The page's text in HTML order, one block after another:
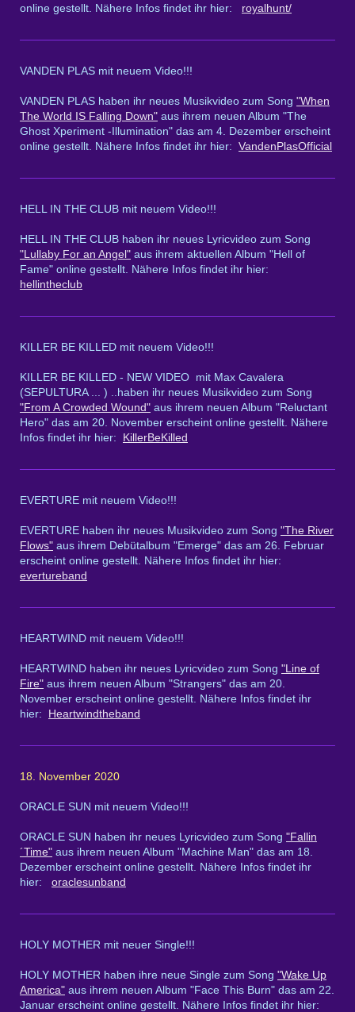
online gestellt. Nähere Infos findet ihr hier:
royalhunt/
VANDEN PLAS mit neuem Video!!!
VANDEN PLAS haben ihr neues Musikvideo zum Song "When
The World IS Falling Down" aus ihrem neuen Album "The
Ghost Xperiment -Illumination" das am 4. Dezember erscheint
online gestellt. Nähere Infos findet ihr hier: VandenPlasOfficial
HELL IN THE CLUB mit neuem Video!!!
HELL IN THE CLUB haben ihr neues Lyricvideo zum Song
"Lullaby For an Angel" aus ihrem aktuellen Album "Hell of
Fame" online gestellt. Nähere Infos findet ihr hier:
hellintheclub
KILLER BE KILLED mit neuem Video!!!
KILLER BE KILLED - NEW VIDEO mit Max Cavalera
(SEPULTURA ... ) ..haben ihr neues Musikvideo zum Song
"From A Crowded Wound" aus ihrem neuen Album "Reluctant
Hero" das am 20. November erscheint online gestellt. Nähere
Infos findet ihr hier:
KillerBeKilled
EVERTURE mit neuem Video!!!
EVERTURE haben ihr neues Musikvideo zum Song "The River
Flows" aus ihrem Debütalbum "Emerge" das am 26. Februar
erscheint online gestellt. Nähere Infos findet ihr hier:
evertureband
HEARTWIND mit neuem Video!!!
HEARTWIND haben ihr neues Lyricvideo zum Song "Line of
Fire" aus ihrem neuen Album "Strangers" das am 20.
November erscheint online gestellt. Nähere Infos findet ihr
hier:
Heartwindtheband
18. November 2020
ORACLE SUN mit neuem Video!!!
ORACLE SUN haben ihr neues Lyricvideo zum Song "Fallin
´Time" aus ihrem neuen Album "Machine Man" das am 18.
Dezember erscheint online gestellt. Nähere Infos findet ihr
hier:
oraclesunband
HOLY MOTHER mit neuer Single!!!
HOLY MOTHER haben ihre neue Single zum Song "Wake Up
America" aus ihrem neuen Album "Face This Burn" das am 22.
Januar erscheint online gestellt. Nähere Infos findet ihr hier: